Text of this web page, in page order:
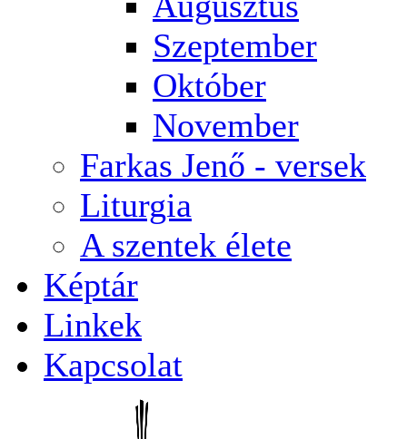
Szeptember
Október
November
Farkas Jenő - versek
Liturgia
A szentek élete
Képtár
Linkek
Kapcsolat